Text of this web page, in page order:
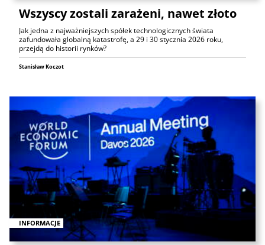
Wszyscy zostali zarażeni, nawet złoto
Jak jedna z najważniejszych spółek technologicznych świata
zafundowała globalną katastrofę, a 29 i 30 stycznia 2026 roku,
przejdą do historii rynków?
Stanisław Koczot
INFORMACJE